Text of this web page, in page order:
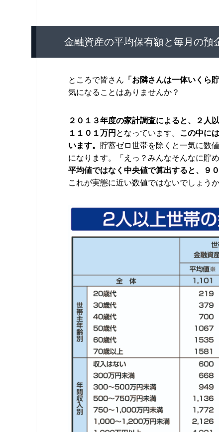
金融資産の平均保有額と毎月の預
ところで皆さん 「お隣さんは一体いくら
気になることはありませんか？
２０１３年度の家計調査によると、２人
１１０１万円 となっています。 この中に
います。 貯蓄ゼロ世帯を除くと一気に数
になります。「えっ？みんなそんなに貯
平均値ではなく中央値で算出すると、９
これが実態に近い数値ではないでしょうか